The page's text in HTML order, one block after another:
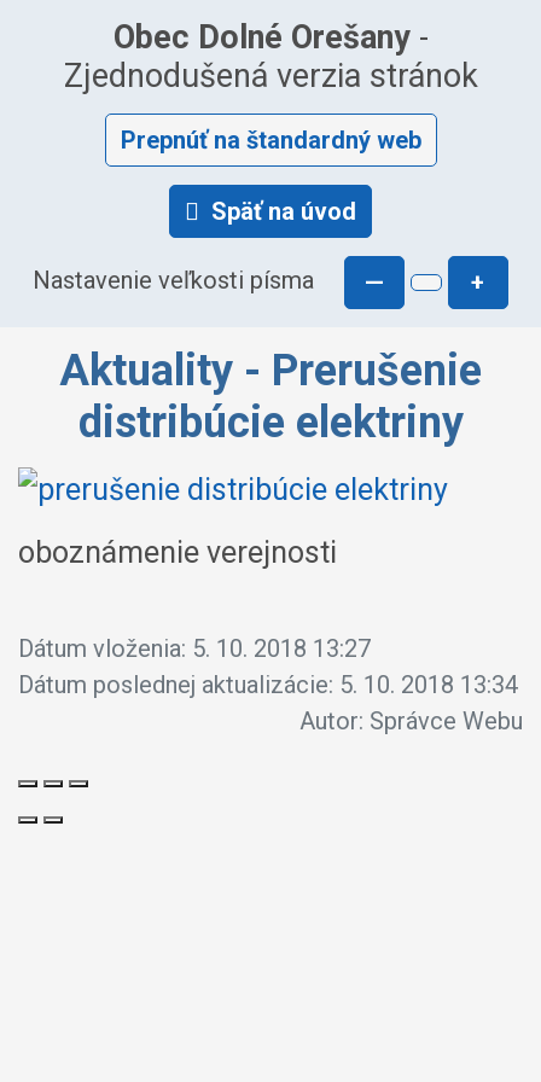
Obec Dolné Orešany-
Zjednodušená verzia stránok
Prepnúť na štandardný web
Späť na úvod
Nastavenie veľkosti písma — +
Aktuality - Prerušenie
distribúcie elektriny
oboznámenie verejnosti
Dátum vloženia: 5. 10. 2018 13:27
Dátum poslednej aktualizácie: 5. 10. 2018 13:34
Autor: Správce Webu